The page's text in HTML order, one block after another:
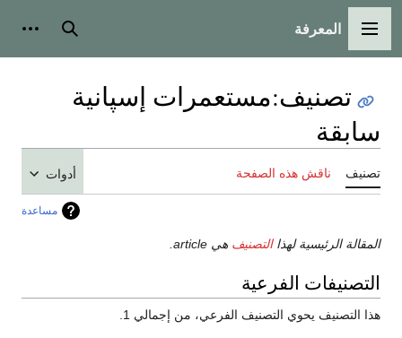
القائمة الرئيسية
المعرفة بحث
تصنيف:مستعمرات إسپانية
سابقة
تصنيف ناقش هذه الصفحة أدوات
مساعدة
المقالة الرئيسية لهذاالتصنيف هي article.
التصنيفات الفرعية
هذا التصنيف يحوي التصنيف الفرعي، من إجمالي 1.